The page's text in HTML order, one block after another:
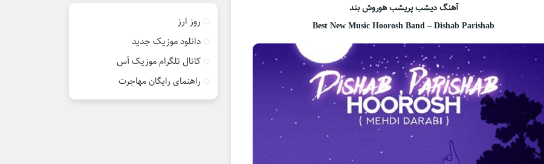
آهنگ دیشب پریشب هوروش بند
Best New Music Hoorosh Band – Dishab Parishab
روز ارز
دانلود موزیک جدید
کانال تلگرام موزیک آس
راهنمای رایگان مهاجرت